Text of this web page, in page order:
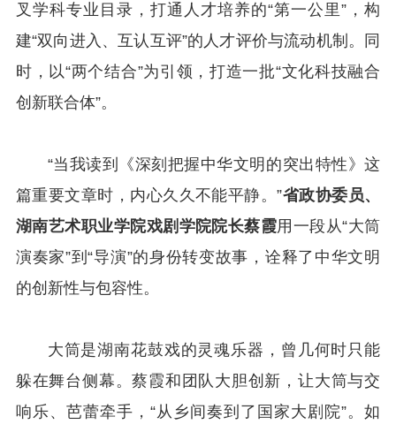
叉学科专业目录，打通人才培养的“第一公里”，构
建“双向进入、互认互评”的人才评价与流动机制。同
时，以“两个结合”为引领，打造一批“文化科技融合
创新联合体”。
“当我读到《深刻把握中华文明的突出特性》这
篇重要文章时，内心久久不能平静。”省政协委员、
湖南艺术职业学院戏剧学院院长蔡霞用一段从“大筒
演奏家”到“导演”的身份转变故事，诠释了中华文明
的创新性与包容性。
大筒是湖南花鼓戏的灵魂乐器，曾几何时只能
躲在舞台侧幕。蔡霞和团队大胆创新，让大筒与交
响乐、芭蕾牵手，“从乡间奏到了国家大剧院”。如